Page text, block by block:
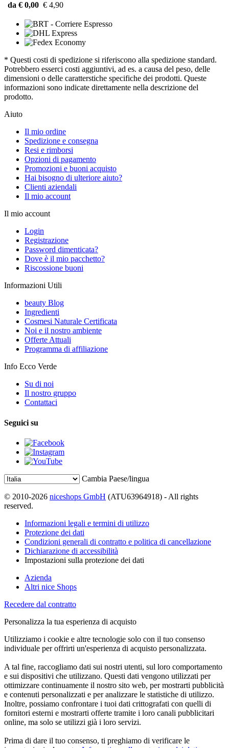
da € 0,00 € 4,90
* Questi costi di spedizione si riferiscono alla spedizione standard.
Potrebbero esserci costi aggiuntivi, ad es. a causa del peso, delle
dimensioni o delle caratterstiche specifiche dei prodotti. Queste
informazioni sono indicate direttamente nella descrizione del
prodotto.
Aiuto
Il mio ordine
Spedizione e consegna
Resi e rimborsi
Opzioni di pagamento
Promozioni e buoni acquisto
Hai bisogno di ulteriore aiuto?
Clienti aziendali
Il mio account
Il mio account
Login
Registrazione
Password dimenticata?
Dove è il mio pacchetto?
Riscossione buoni
Informazioni Utili
beauty Blog
Ingredienti
Cosmesi Naturale Certificata
Noi e il nostro ambiente
Offerte Attuali
Programma di affiliazione
Info Ecco Verde
Su di noi
Il nostro gruppo
Contattaci
Seguici su
Cambia Paese/lingua
© 2010-2026 niceshops GmbH (ATU63964918) - All rights
reserved.
Informazioni legali e termini di utilizzo
Protezione dei dati
Condizioni generali di contratto e politica di cancellazione
Dichiarazione di accessibilità
Impostazioni sulla protezione dei dati
Azienda
Altri nice Shops
Recedere dal contratto
Personalizza la tua esperienza di acquisto
Utilizziamo i cookie e altre tecnologie solo con il tuo consenso
individuale per offrirti un'esperienza di acquisto personalizzata.
A tal fine, raccogliamo dati sui nostri utenti, sul loro comportamento
e sui dispositivi che utilizzano. Questi dati vengono utilizzati per
ottimizzare continuamente il nostro sito web, per mostrarti pubblicità
e contenuti personalizzati e per analizzare le statistiche di utilizzo.
Inoltre, possiamo confrontare i tuoi dati crittografati con quelli di
fornitori esterni e mostrarti offerte tramite i loro canali pubblicitari
online, ma solo se utilizzi già i loro servizi.
Prima di dare il tuo consenso, ti preghiamo di verificare le